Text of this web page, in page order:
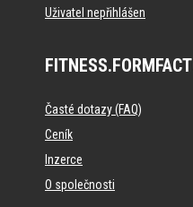
Uživatel nepřihlášen
Časté dotazy (FAQ)
Ceník
Inzerce
O společnosti